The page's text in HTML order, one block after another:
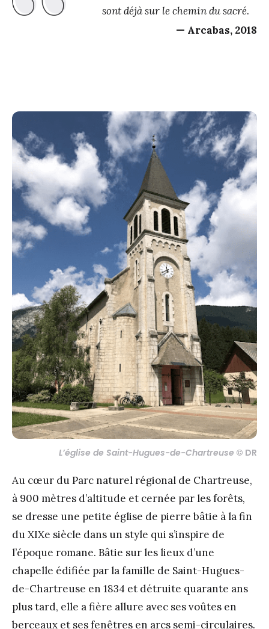
sont déjà sur le chemin du sacré.
Arcabas, 2018
L’église de Saint-Hugues-de-Chartreuse © DR
Au cœur du Parc naturel régional de Chartreuse,
à 900 mètres d’altitude et cernée par les forêts,
se dresse une petite église de pierre bâtie à la fin
du XIXe siècle dans un style qui s’inspire de
l’époque romane. Bâtie sur les lieux d’une
chapelle édifiée par la famille de Saint-Hugues-
de-Chartreuse en 1834 et détruite quarante ans
plus tard, elle a fière allure avec ses voûtes en
berceaux et ses fenêtres en arcs semi-circulaires.